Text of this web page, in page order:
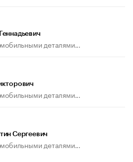
деталями...
деталями...
Сергеевич
деталями...